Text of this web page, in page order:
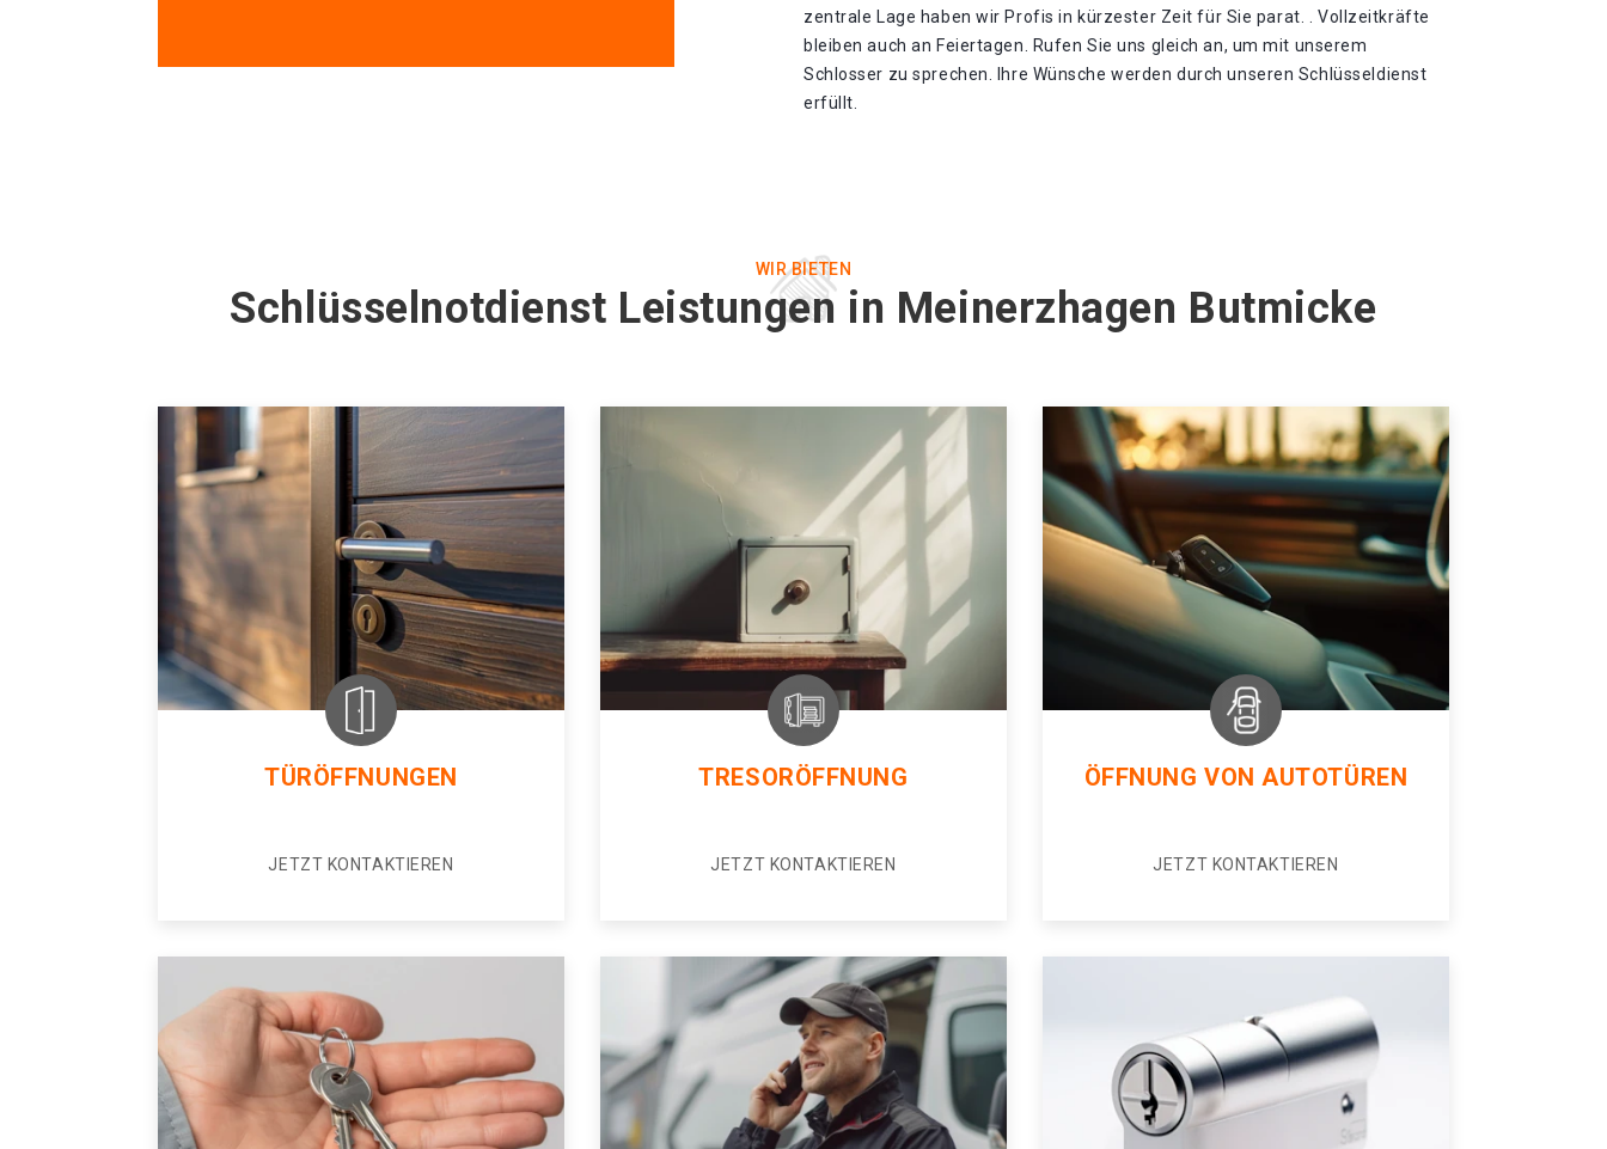
zentrale Lage haben wir Profis in kürzester Zeit für Sie parat. . Vollzeitkräfte
bleiben auch an Feiertagen. Rufen Sie uns gleich an, um mit unserem
Schlosser zu sprechen. Ihre Wünsche werden durch unseren Schlüsseldienst
erfüllt.
WIR BIETEN
Schlüsselnotdienst Leistungen in Meinerzhagen Butmicke
TÜRÖFFNUNGEN
JETZT KONTAKTIEREN
TRESORÖFFNUNG
JETZT KONTAKTIEREN
ÖFFNUNG VON AUTOTÜREN
JETZT KONTAKTIEREN